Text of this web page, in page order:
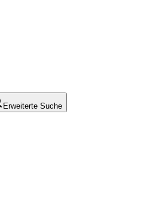
Erweiterte Suche